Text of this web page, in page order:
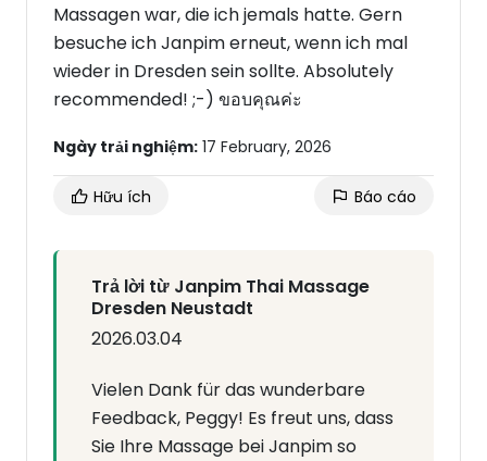
Massagen war, die ich jemals hatte. Gern
besuche ich Janpim erneut, wenn ich mal
wieder in Dresden sein sollte. Absolutely
recommended! ;-) ขอบคุณค่ะ
Ngày trải nghiệm: 17 February, 2026
Hữu ích Báo cáo
Trả lời từ Janpim Thai Massage
Dresden Neustadt
2026.03.04
Vielen Dank für das wunderbare
Feedback, Peggy! Es freut uns, dass
Sie Ihre Massage bei Janpim so